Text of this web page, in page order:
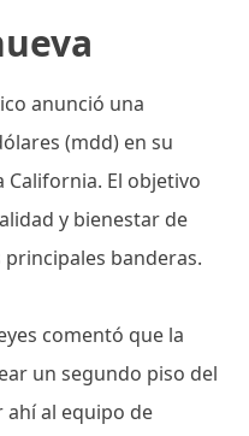
anunció una
(mdd) en su
California. El objetivo
y bienestar de
banderas.
comentó que la
un segundo piso del
al equipo de